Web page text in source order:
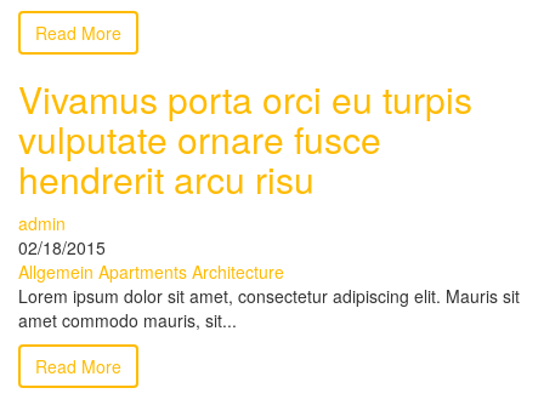
Read More
Vivamus porta orci eu turpis
vulputate ornare fusce
hendrerit arcu risu
admin
02/18/2015
Allgemein Apartments Architecture
Lorem ipsum dolor sit amet, consectetur adipiscing elit. Mauris sit
amet commodo mauris, sit...
Read More